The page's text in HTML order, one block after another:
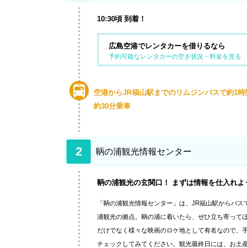
10:30頃 到着！
広島空港でレンタカーを借りるなら
予約可能なレンタカーの空き状況・料金を見る
空港からJR福山駅までのリムジンバスで約1
約30分乗車
2 鞆の浦観光情報センター
鞆の浦観光の玄関口！ まずは情報を仕入れよ
「鞆の浦観光情報センター」は、JR福山駅からバ
浦観光の拠点。鞆の浦に着いたら、ぜひ立ち寄って
だけでなく様々な映画のロケ地として有名なので、
チェックしてみてください。観光最終日には、お土